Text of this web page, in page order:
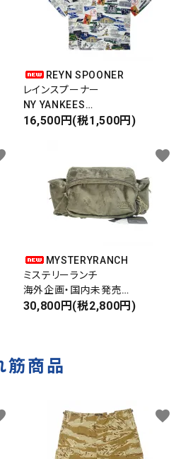
REYN SPOONER
レインスプーナー
NY YANKEES
ニューヨークヤンキース
16,500円(税1,500円)
MYSTERYRANCH
ミステリーランチ
海外企画・国内未発売
WAIST BAG
30,800円(税2,800円)
favorite
筋商品
favorite